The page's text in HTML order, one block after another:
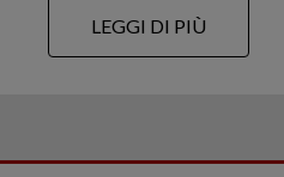
LEGGI DI PIÙ